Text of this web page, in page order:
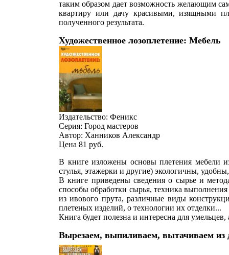
таким образом дает возможность желающим
квартиру или дачу красивыми, изящными
полученного результата.
Художественное лозоплетение: Мебель
Издательство: Феникс
Серия: Город мастеров
Автор: Ханников Александр
Цена 81 руб.
В книге изложены основы плетения мебели
стулья, этажерки и другие) экологичны,
В книге приведены сведения о сырье и
способы обработки сырья, техника
из ивового прута, различные виды
плетеных изделий, о технологии их отделки...
Книга будет полезна и интересна для
Вырезаем, выпиливаем, вытачиваем из